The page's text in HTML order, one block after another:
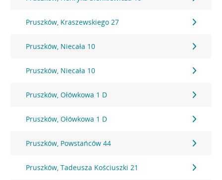
Pruszków, Kraszewskiego 27
Pruszków, Niecała 10
Pruszków, Niecała 10
Pruszków, Ołówkowa 1 D
Pruszków, Ołówkowa 1 D
Pruszków, Powstańców 44
Pruszków, Tadeusza Kościuszki 21